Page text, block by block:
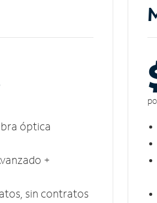
óptica
+
sin contratos